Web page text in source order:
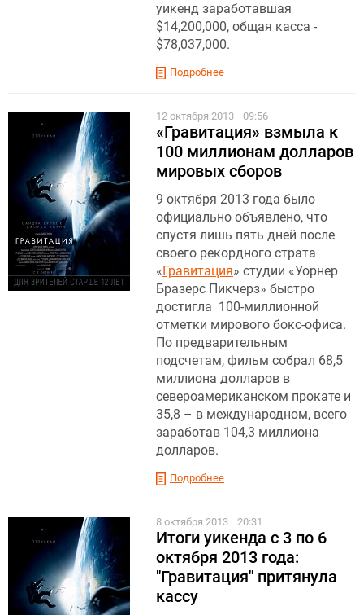
уикенд заработавшая
$14,200,000, общая касса -
$78,037,000.
Подробнее
12 октября 2013 09:56
«Гравитация» взмыла к
100 миллионам долларов
мировых сборов
9 октября 2013 года было
официально объявлено, что
спустя лишь пять дней после
своего рекордного страта
«Гравитация» студии «Уорнер
Бразерс Пикчерз» быстро
достигла 100-миллионной
отметки мирового бокс-офиса.
По предварительным
подсчетам, фильм собрал 68,5
миллиона долларов в
североамериканском прокате и
35,8 – в международном, всего
заработав 104,3 миллиона
долларов.
Подробнее
8 октября 2013 20:31
Итоги уикенда c 3 по 6
октября 2013 года:
"Гравитация" притянула
кассу